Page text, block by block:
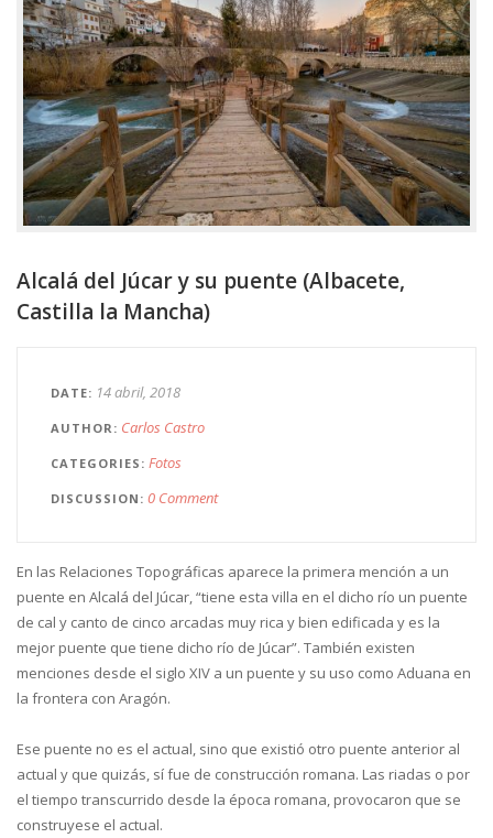
Alcalá del Júcar y su puente (Albacete,
Castilla la Mancha)
DATE 14 abril, 2018
AUTHOR Carlos Castro
CATEGORIES Fotos
DISCUSSION 0 Comment
En las Relaciones Topográficas aparece la primera mención a un
puente en Alcalá del Júcar, “tiene esta villa en el dicho río un puente
de cal y canto de cinco arcadas muy rica y bien edificada y es la
mejor puente que tiene dicho río de Júcar”. También existen
menciones desde el siglo XIV a un puente y su uso como Aduana en
la frontera con Aragón.
Ese puente no es el actual, sino que existió otro puente anterior al
actual y que quizás, sí fue de construcción romana. Las riadas o por
el tiempo transcurrido desde la época romana, provocaron que se
construyese el actual.